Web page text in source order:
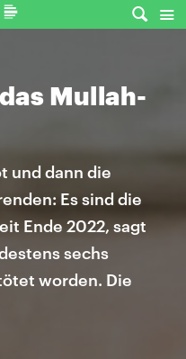
Mullah-
und dann die
Es sind die
Ende 2022, sagt
sechs
worden. Die